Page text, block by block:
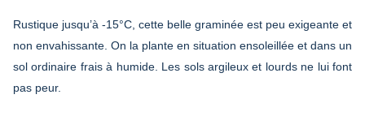
Rustique jusqu’à -15°C, cette belle graminée est peu exigeante et
non envahissante. On la plante en situation ensoleillée et dans un
sol ordinaire frais à humide. Les sols argileux et lourds ne lui font
pas peur.